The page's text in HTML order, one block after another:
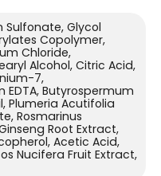
Sulfonate, Glycol
Copolymer,
Chloride,
Alcohol, Citric Acid,
7,
EDTA, Butyrospermum
Plumeria Acutifolia
Rosmarinus
Root Extract,
Acetic Acid,
Nucifera Fruit Extract,